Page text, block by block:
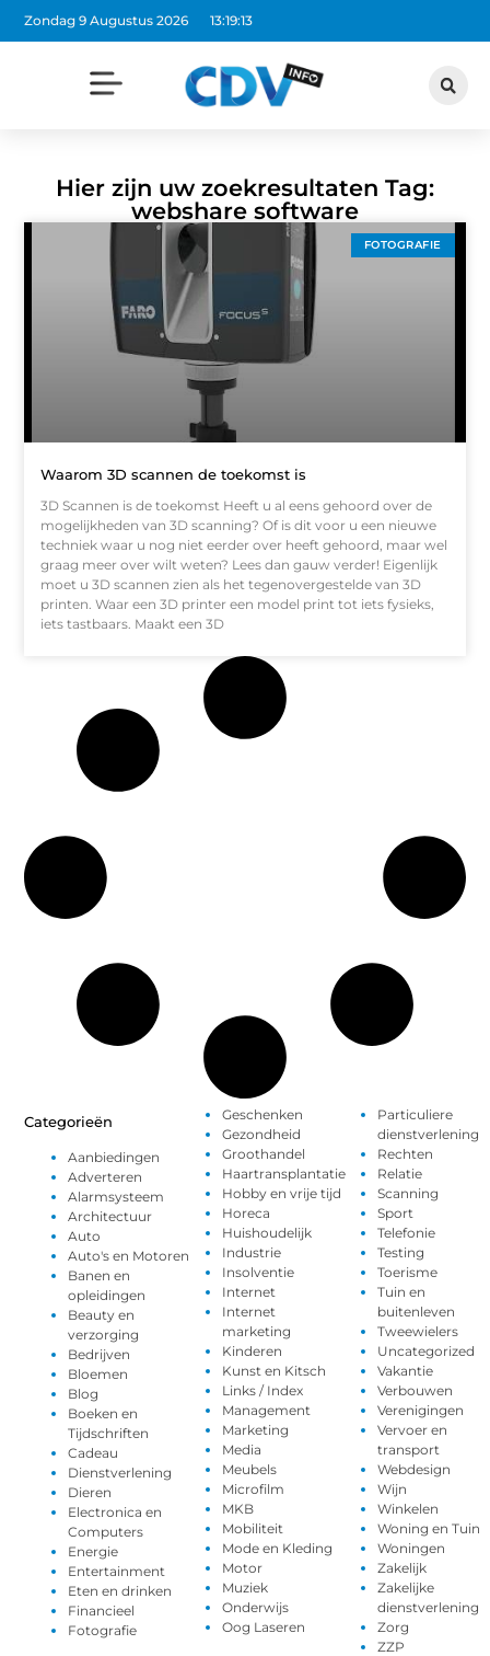
Zondag 9 Augustus 2026 13:19:13
Hier zijn uw zoekresultaten Tag:
webshare software
FOTOGRAFIE
Waarom 3D scannen de toekomst is
3D Scannen is de toekomst Heeft u al eens gehoord over de
mogelijkheden van 3D scanning? Of is dit voor u een nieuwe
techniek waar u nog niet eerder over heeft gehoord, maar wel
graag meer over wilt weten? Lees dan gauw verder! Eigenlijk
moet u 3D scannen zien als het tegenovergestelde van 3D
printen. Waar een 3D printer een model print tot iets fysieks,
iets tastbaars. Maakt een 3D
Categorieën
Aanbiedingen
Adverteren
Alarmsysteem
Architectuur
Auto
Auto's en Motoren
Banen en
opleidingen
Beauty en
verzorging
Bedrijven
Bloemen
Blog
Boeken en
Tijdschriften
Cadeau
Dienstverlening
Dieren
Electronica en
Computers
Energie
Entertainment
Eten en drinken
Financieel
Fotografie
Geschenken
Gezondheid
Groothandel
Haartransplantatie
Hobby en vrije tijd
Horeca
Huishoudelijk
Industrie
Insolventie
Internet
Internet
marketing
Kinderen
Kunst en Kitsch
Links / Index
Management
Marketing
Media
Meubels
Microfilm
MKB
Mobiliteit
Mode en Kleding
Motor
Muziek
Onderwijs
Oog Laseren
Particuliere
dienstverlening
Rechten
Relatie
Scanning
Sport
Telefonie
Testing
Toerisme
Tuin en
buitenleven
Tweewielers
Uncategorized
Vakantie
Verbouwen
Verenigingen
Vervoer en
transport
Webdesign
Wijn
Winkelen
Woning en Tuin
Woningen
Zakelijk
Zakelijke
dienstverlening
Zorg
ZZP